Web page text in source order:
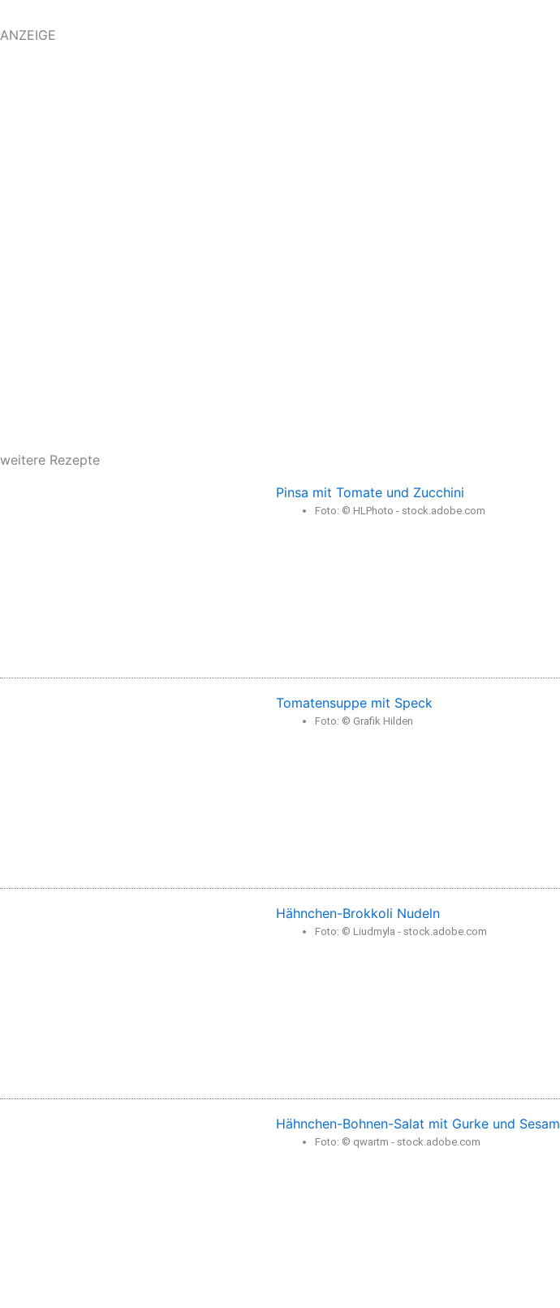
ANZEIGE
weitere Rezepte
Pinsa mit Tomate und Zucchini
Foto: © HLPhoto - stock.adobe.com
Tomatensuppe mit Speck
Foto: © Grafik Hilden
Hähnchen-Brokkoli Nudeln
Foto: © Liudmyla - stock.adobe.com
Hähnchen-Bohnen-Salat mit Gurke und Sesam
Foto: © qwartm - stock.adobe.com